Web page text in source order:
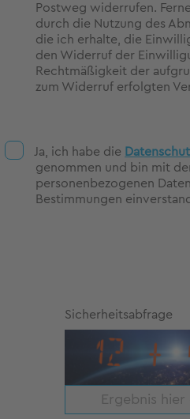
Postweg widerrufen.
durch die Nutzung des
die ich erhalte, die
den Widerruf der
Rechtmäßigkeit der
zum Widerruf erfolgten
Ja, ich habe die
genommen und bin mit
personenbezogenen
Bestimmungen
Sicherheitsabfrage